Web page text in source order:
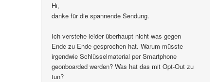
Hi,
danke für die spannende Sendung.
Ich verstehe leider überhaupt nicht was gegen
Ende-zu-Ende gesprochen hat. Warum müsste
irgendwie Schlüsselmaterial per Smartphone
geonboarded werden? Was hat das mit Opt-Out zu
tun?